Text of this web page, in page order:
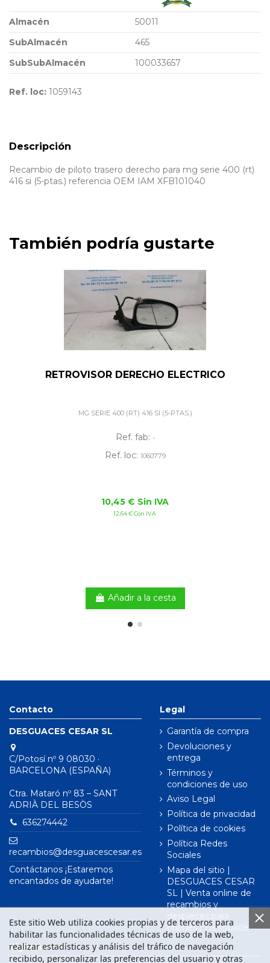
Almacén
50011
SubAlmacén
465
SubSubAlmacén
100033657
Ref. loc: 1059143
Descripción
Recambio de piloto trasero derecho para mg serie 400 (rt)
416 si (5-ptas.) referencia OEM IAM XFB101040
También podría gustarte
RETROVISOR DERECHO ELECTRICO
MG SERIE 400 (RT) 416 SI (5-PTAS.)
Ref. fab: -
Ref. loc: 1060779
10,45 € Sin IVA
12,64 € Con IVA
Añadir a la cesta
Contacto
DESGUACES CESAR SL
C/Potosí nº 9 08030 ·
BARCELONA (ESPAÑA)
Ctra. Mataró nº 83 – SANT
ADRIÀ DEL BESÒS
636274442
recambios@desguacescesar.es
Contáctanos ¡Estaremos
encantados de ayudarte!
Legal
Garantía de compra
Devoluciones y
entrega
Términos y
condiciones de uso
Aviso Legal
Política de privacidad
Política de cookies
Política Redes
Sociales
Mapa del sitio |
DESGUACES CESAR
SL | Venta online de
recambios y
despieces para
coches | Desguace
Este sitio Web utiliza cookies propias y de terceros para
habilitar las funcionalidades técnicas de uso de la web,
realizar estadísticas y análisis del tráfico de navegación
recibido, personalizar las preferencias del usuario y otras
Síguenos en